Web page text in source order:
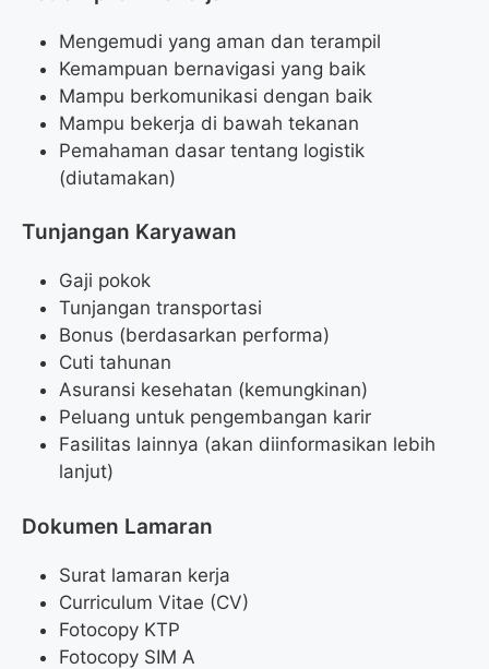
Mengemudi yang aman dan terampil
Kemampuan bernavigasi yang baik
Mampu berkomunikasi dengan baik
Mampu bekerja di bawah tekanan
Pemahaman dasar tentang logistik
(diutamakan)
Tunjangan Karyawan
Gaji pokok
Tunjangan transportasi
Bonus (berdasarkan performa)
Cuti tahunan
Asuransi kesehatan (kemungkinan)
Peluang untuk pengembangan karir
Fasilitas lainnya (akan diinformasikan lebih
lanjut)
Dokumen Lamaran
Surat lamaran kerja
Curriculum Vitae (CV)
Fotocopy KTP
Fotocopy SIM A